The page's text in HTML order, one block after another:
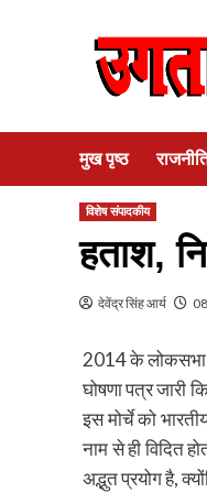
मुख पृष्ठ
विशेष संपादकीय
हताश,
देवेंद्र सिंह आर्य
2014 के लोकसभा
घोषणा पत्र जारी
इस मोर्चे को
नाम से ही विदित
अद्भुत प्रयोग है,